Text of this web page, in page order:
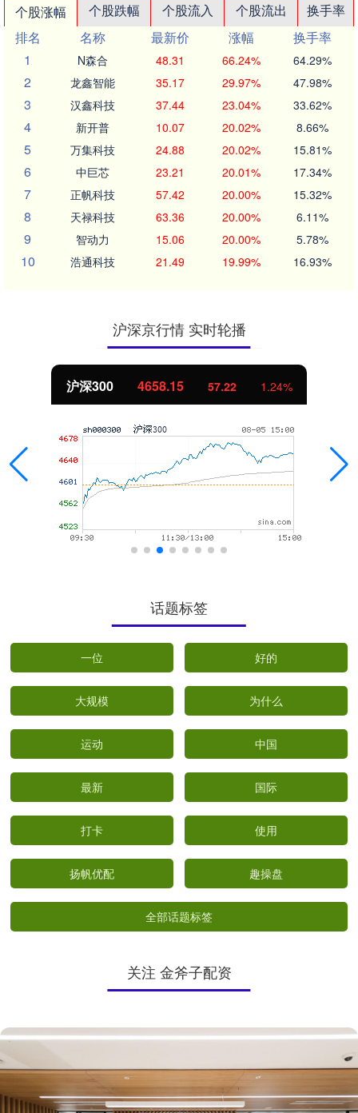
个股涨幅 个股跌幅 个股流入 个股流出
换手率
排名
名称 最新价 涨幅
换手率
1
N森合 48.31 66.24% 64.29%
2 龙鑫智能 35.17 29.97% 47.98%
3 汉鑫科技 37.44 23.04% 33.62%
4 新开普 10.07 20.02% 8.66%
5 万集科技 24.88 20.02% 15.81%
6 中巨芯 23.21 20.01% 17.34%
7 正帆科技 57.42 20.00% 15.32%
8 天禄科技 63.36 20.00% 6.11%
9 智动力 15.06 20.00% 5.78%
10 浩通科技 21.49 19.99% 16.93%
沪深京行情 实时轮播
沪深300 4658.15 57.22 1.24%
话题标签
一位 好的
大规模 为什么
运动 中国
最新 国际
打卡 使用
扬帆优配 趣操盘
全部话题标签
关注 金斧子配资